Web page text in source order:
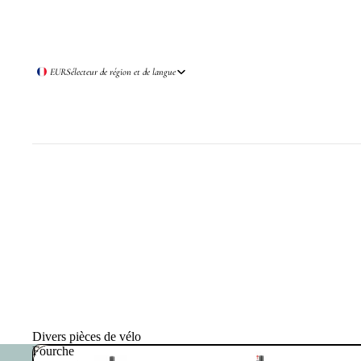
EURSélecteur de région et de langue
Divers pièces de vélo
Fourche